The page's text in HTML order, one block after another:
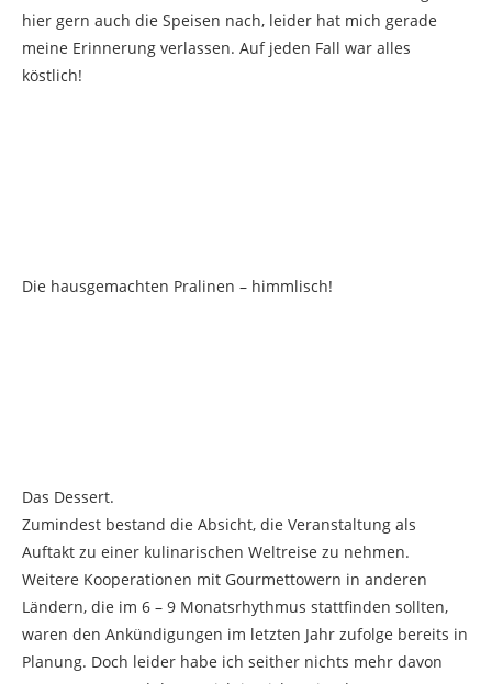
hier gern auch die Speisen nach, leider hat mich gerade
meine Erinnerung verlassen. Auf jeden Fall war alles
köstlich!
Die hausgemachten Pralinen – himmlisch!
Das Dessert.
Zumindest bestand die Absicht, die Veranstaltung als
Auftakt zu einer kulinarischen Weltreise zu nehmen.
Weitere Kooperationen mit Gourmettowern in anderen
Ländern, die im 6 – 9 Monatsrhythmus stattfinden sollten,
waren den Ankündigungen im letzten Jahr zufolge bereits in
Planung. Doch leider habe ich seither nichts mehr davon